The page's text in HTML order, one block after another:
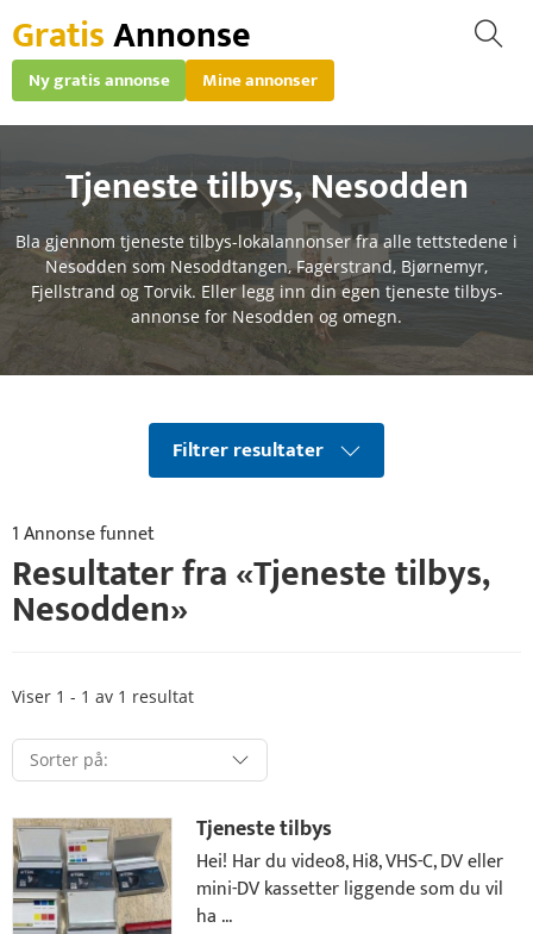
GratisAnnonse
Ny gratis annonse Mine annonser
Tjeneste tilbys,Nesodden
Bla gjennom tjeneste tilbys-lokalannonser fra alle tettstedene i
Nesodden som Nesoddtangen, Fagerstrand, Bjørnemyr,
Fjellstrand og Torvik. Eller legg inn din egen tjeneste tilbys-
annonse for Nesodden og omegn.
Filtrer resultater
1 Annonse funnet
Resultater fra «Tjeneste tilbys,
Nesodden»
Viser 1 - 1 av 1 resultat
Tjeneste tilbys
Hei! Har du video8, Hi8, VHS-C, DV eller
mini-DV kassetter liggende som du vil
ha ...